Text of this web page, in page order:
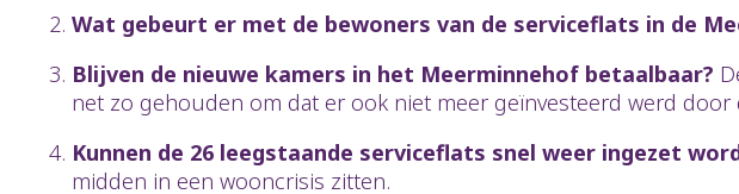
Wat gebeurt er met de bewoners van de serviceflats in de
Blijven de nieuwe kamers in het Meerminnehof betaalbaar?
net zo gehouden om dat er ook niet meer geïnvesteerd werd door
Kunnen de 26 leegstaande serviceflats snel weer ingezet
midden in een wooncrisis zitten.